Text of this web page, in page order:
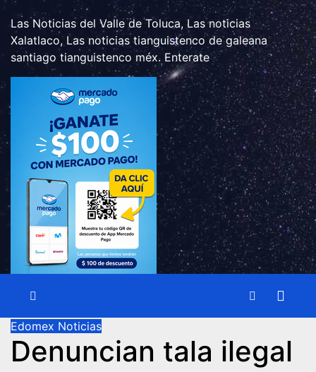
Las Noticias del Valle de Toluca, Las noticias
Xalatlaco, Las noticias tianguistenco de galeana
santiago tianguistenco méx. Enterate
Edomex Noticias
Denuncian tala ilegal